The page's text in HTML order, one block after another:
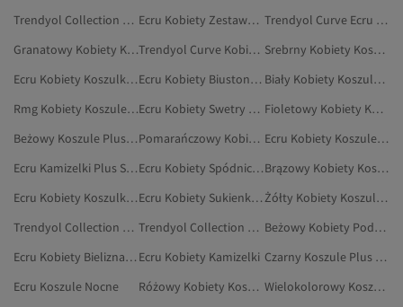
Trendyol Collection Szary Koszule Plus Size
Ecru Kobiety Zestawy Piżam Plus Size
Trendyol Curve Ecru Koszule
Granatowy Kobiety Koszule Plus Size
Trendyol Curve Kobiety Koszule Nocne Plus Size
Srebrny Kobiety Koszule Plus Size
Ecru Kobiety Koszulki Ciążowe
Ecru Kobiety Biustonosz Plus Size
Biały Kobiety Koszule Plus Size
Rmg Kobiety Koszule Plus Size
Ecru Kobiety Swetry Plus Size
Fioletowy Kobiety Koszule Plus Size
Beżowy Koszule Plus Size
Pomarańczowy Kobiety Koszule Plus Size
Ecru Kobiety Koszule Nocne Ciążowe
Ecru Kamizelki Plus Size
Ecru Kobiety Spódnice Plus Size
Brązowy Kobiety Koszule Plus Size
Ecru Kobiety Koszulki Nocne
Ecru Kobiety Sukienki Plus Size
Żółty Kobiety Koszule Nocne Plus Size
Trendyol Collection Biały Koszule Plus Size
Trendyol Collection Koszule Plus Size
Beżowy Kobiety Podkoszulek Plus Size
Ecru Kobiety Bielizna Plus Size Ecru Kobiety Kamizelki
Czarny Koszule Plus Size
Ecru Koszule Nocne
Różowy Kobiety Koszule Plus Size
Wielokolorowy Koszule Plus Size